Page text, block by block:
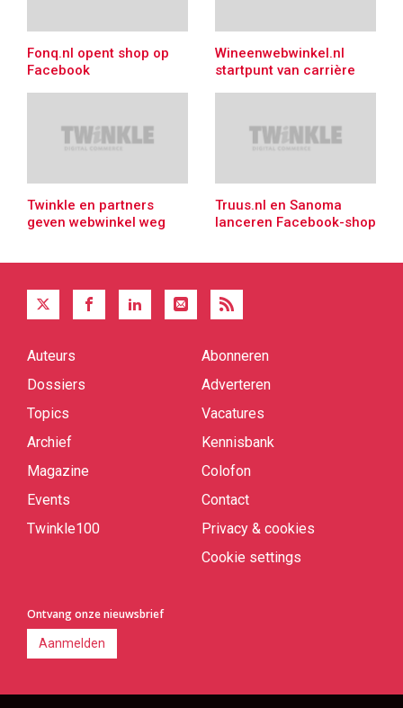
Fonq.nl opent shop op
Facebook
Wineenwebwinkel.nl
startpunt van carrière
Twinkle en partners
geven webwinkel weg
Truus.nl en Sanoma
lanceren Facebook-shop
Quick
Auteurs
Dossiers
Topics
Archief
Magazine
Events
Twinkle100
Abonneren
Adverteren
Vacatures
Kennisbank
Colofon
Contact
Privacy & cookies
Cookie settings
Ontvang onze nieuwsbrief
Aanmelden